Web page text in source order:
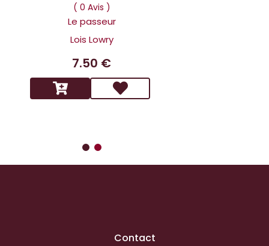
( 0 Avis )
Le passeur
Lois Lowry
7.50 €
Contact